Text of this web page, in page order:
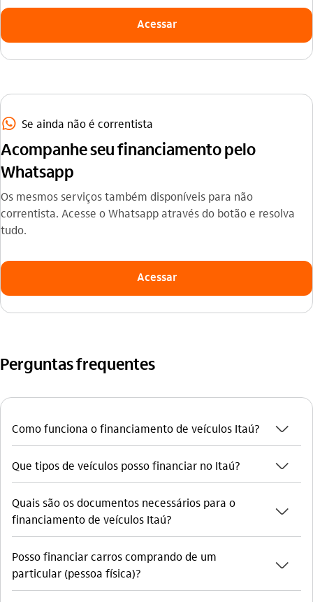
Acessar
whatsapp_outline Se ainda não é correntista
Acompanhe seu financiamento pelo
Whatsapp
Os mesmos serviços também disponíveis para não
correntista. Acesse o Whatsapp através do botão e resolva
tudo.
Acessar
Perguntas frequentes
Como funciona o financiamento de veículos Itaú? seta_baixo
Que tipos de veículos posso financiar no Itaú? seta_baixo
Quais são os documentos necessários para o
financiamento de veículos Itaú?
seta_baixo
Posso financiar carros comprando de um
particular (pessoa física)?
seta_baixo